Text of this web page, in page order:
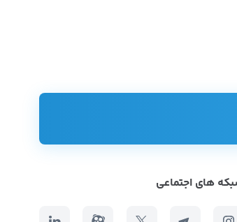
های اجتماعی